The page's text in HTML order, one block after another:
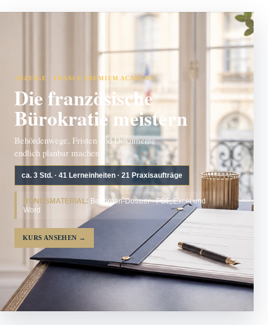
ANZEIGE · FRANCE PREMIUM ACADEMY
Die französische
Bürokratie meistern
Behördenwege, Fristen und Dokumente
endlich planbar machen.
ca. 3 Std. · 41 Lerneinheiten · 21 Praxisaufträge
BONUSMATERIAL: Behörden-Dossier · PDF, Excel und
Word
KURS ANSEHEN →